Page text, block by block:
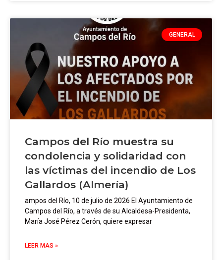
GENERAL
Campos del Río muestra su
condolencia y solidaridad con
las víctimas del incendio de Los
Gallardos (Almería)
ampos del Río, 10 de julio de 2026 El Ayuntamiento de
Campos del Río, a través de su Alcaldesa-Presidenta,
María José Pérez Cerón, quiere expresar
LEER MAS »